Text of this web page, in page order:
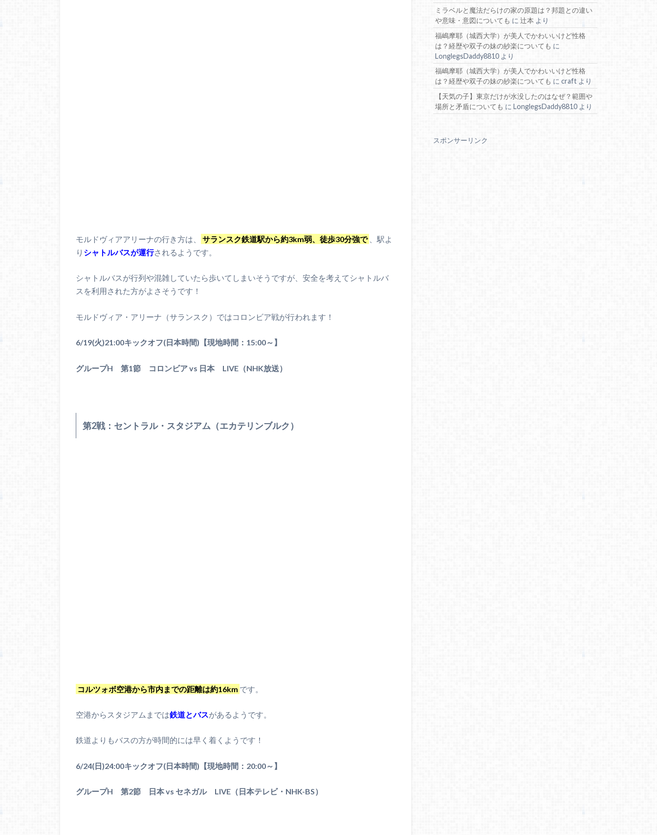
モルドヴィアアリーナの行き方は、 サランスク鉄道駅から約3km弱、徒歩30分強で
、駅よ
り シャトルバスが運行されるようです。
シャトルバスが行列や混雑していたら歩いてしまいそうですが、安全を考えてシャトルバ
スを利用された方がよさそうです！
モルドヴィア・アリーナ（サランスク）ではコロンビア戦が行われます！
6/19(火)21:00キックオフ(日本時間)【現地時間：15:00～】
グループH 第1節 コロンビア vs 日本 LIVE（NHK放送）
第2戦：セントラル・スタジアム（エカテリンブルク）
コルツォボ空港から市内までの距離は約16km です。
空港からスタジアムまでは鉄道とバスがあるようです。
鉄道よりもバスの方が時間的には早く着くようです！
6/24(日)24:00キックオフ(日本時間)【現地時間：20:00～】
グループH 第2節 日本 vs セネガル LIVE（日本テレビ・NHK-BS）
ミラベルと魔法だらけの家の原題は？邦題との違い
や意味・意図についても に辻本 より
福嶋摩耶（城西大学）が美人でかわいいけど性格
は？経歴や双子の妹の紗楽についても に
LonglegsDaddy8810 より
福嶋摩耶（城西大学）が美人でかわいいけど性格
は？経歴や双子の妹の紗楽についても にcraft より
【天気の子】東京だけが水没したのはなぜ？範囲や
場所と矛盾についても にLonglegsDaddy8810 より
スポンサーリンク